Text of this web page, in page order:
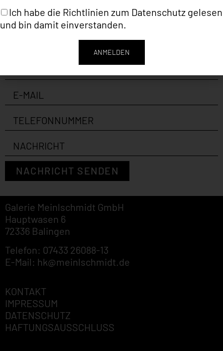
NACHRICHT SENDEN
Galerie Meinlschmidt GmbH
Hauptwasen 6
72336 Balingen
Telefon: 07433 26088-13
E-Mail: hk@meinlschmidt.de
KONTAKT
IMPRESSUM
DATENSCHUTZ
HAFTUNGSAUSSCHLUSS
Ich habe die Richtlinien zum Datenschutz gelesen
und bin damit einverstanden.
ANMELDEN